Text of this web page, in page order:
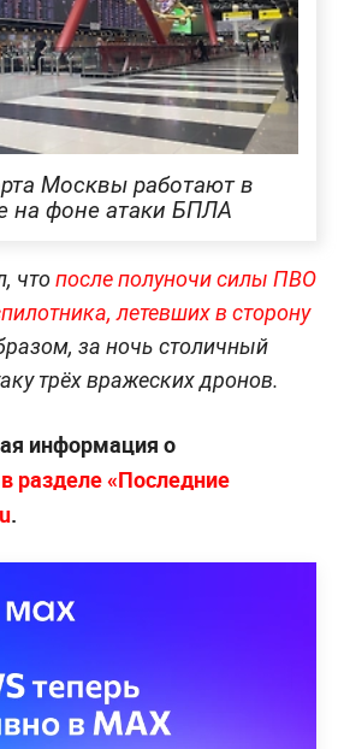
Москвы работают в
на фоне атаки БПЛА
чтопосле полуночи силы ПВО
летевших в сторону
за ночь столичный
трёх вражеских дронов.
информация о
в разделе «Последние
.